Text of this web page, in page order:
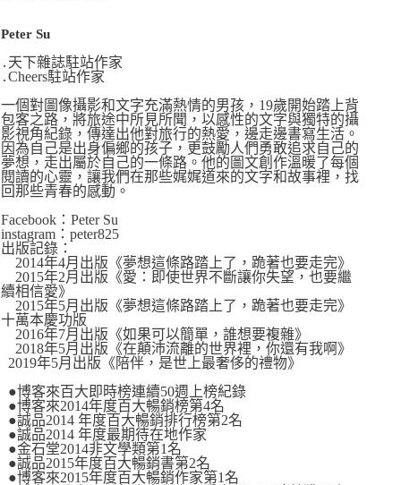
Peter Su
․天下雜誌駐站作家
․Cheers駐站作家
一個對圖像攝影和文字充滿熱情的男孩，19歲開始踏上背
包客之路，將旅途中所見所聞，以感性的文字與獨特的攝
影視角紀錄，傳達出他對旅行的熱愛，邊走邊書寫生活。
因為自己是出身偏鄉的孩子，更鼓勵人們勇敢追求自己的
夢想，走出屬於自己的一條路。他的圖文創作溫暖了每個
閱讀的心靈，讓我們在那些娓娓道來的文字和故事裡，找
回那些青春的感動。
Facebook：Peter Su
instagram：peter825
出版記錄：
2014年4月出版《夢想這條路踏上了，跪著也要走完》
2015年2月出版《愛：即使世界不斷讓你失望，也要繼
續相信愛》
2015年5月出版《夢想這條路踏上了，跪著也要走完》
十萬本慶功版
2016年7月出版《如果可以簡單，誰想要複雜》
2018年5月出版《在顛沛流離的世界裡，你還有我啊》
2019年5月出版《陪伴，是世上最奢侈的禮物》
●博客來百大即時榜連續50週上榜紀錄
●博客來2014年度百大暢銷榜第4名
●誠品2014 年度百大暢銷排行榜第2名
●誠品2014 年度最期待在地作家
●金石堂2014非文學類第1名
●誠品2015年度百大暢銷書第2名
●博客來2015年度百大暢銷作家第1名